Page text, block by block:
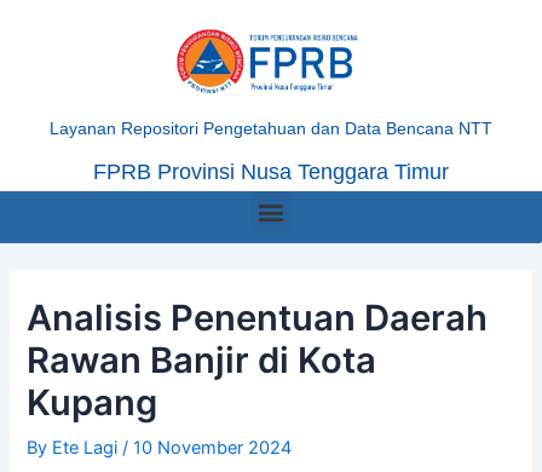
Layanan Repositori Pengetahuan dan Data Bencana NTT
FPRB Provinsi Nusa Tenggara Timur
Menu
Analisis Penentuan Daerah
Rawan Banjir di Kota
Kupang
By Ete Lagi/10 November 2024